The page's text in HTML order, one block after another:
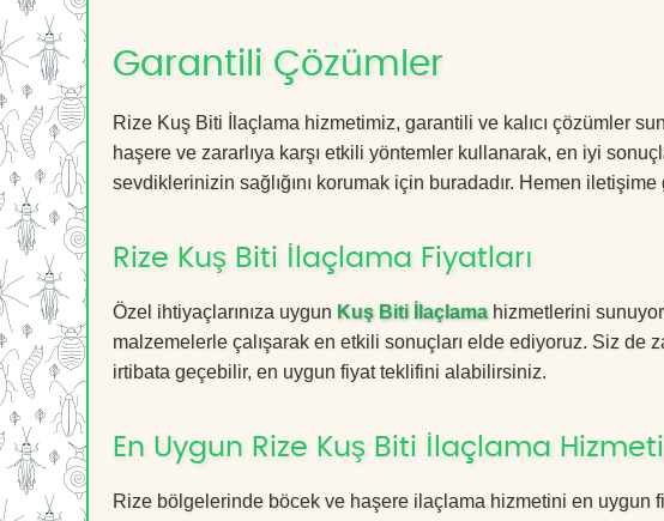
Garantili Çözümler
Rize Kuş Biti İlaçlama hizmetimiz, garantili ve kalıcı çözümler
haşere ve zararlıya karşı etkili yöntemler kullanarak, en iyi
sevdiklerinizin sağlığını korumak için buradadır. Hemen
Rize Kuş Biti İlaçlama Fiyatları
Özel ihtiyaçlarınıza uygun Kuş Biti İlaçlamahizmetlerini
malzemelerle çalışarak en etkili sonuçları elde ediyoruz. Siz de
irtibata geçebilir, en uygun fiyat teklifini alabilirsiniz.
En Uygun Rize Kuş Biti İlaçlama Hizmeti
Rize bölgelerinde böcek ve haşere ilaçlama hizmetini en uygun